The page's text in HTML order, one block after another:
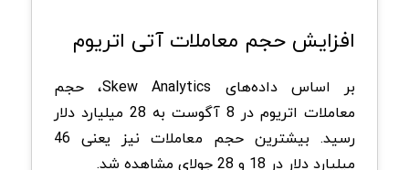
افزایش حجم معاملات آتی اتریوم
بر اساس داده‌های Skew Analytics، حجم
معاملات اتریوم در 8 آگوست به 28 میلیارد دلار
رسید. بیشترین حجم معاملات نیز یعنی 46
میلیارد دلار در 18 و 28 جولای مشاهده شد.